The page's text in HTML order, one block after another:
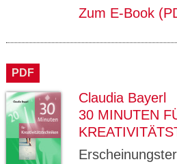
Zum E-Book
PDF
Claudia Bayerl
30 MINUTEN